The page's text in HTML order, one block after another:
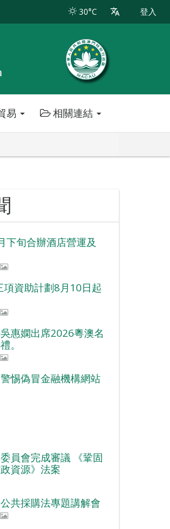
30°C 登入
易 相關連結
下旬合辦酒店營運及
資助計劃8月10日起
惠嫻出席2026粵澳名
。
惕偽冒金融機構網站
員會完成審議 《鞏固
資源》法案
共採購法專題講解會